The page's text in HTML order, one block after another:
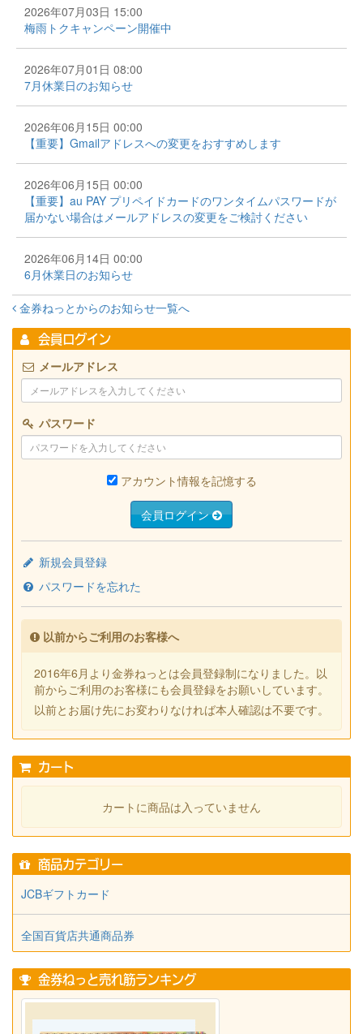
2026年07月03日 15:00
梅雨トクキャンペーン開催中
2026年07月01日 08:00
7月休業日のお知らせ
2026年06月15日 00:00
【重要】Gmailアドレスへの変更をおすすめします
2026年06月15日 00:00
【重要】au PAY プリペイドカードのワンタイムパスワードが
届かない場合はメールアドレスの変更をご検討ください
2026年06月14日 00:00
6月休業日のお知らせ
金券ねっとからのお知らせ一覧へ
会員ログイン
メールアドレス
パスワード
アカウント情報を記憶する
会員ログイン
新規会員登録
パスワードを忘れた
以前からご利用のお客様へ
2016年6月より金券ねっとは会員登録制になりました。以
前からご利用のお客様にも会員登録をお願いしています。
以前とお届け先にお変わりなければ本人確認は不要です。
カート
カートに商品は入っていません
商品カテゴリー
JCBギフトカード
全国百貨店共通商品券
金券ねっと売れ筋ランキング